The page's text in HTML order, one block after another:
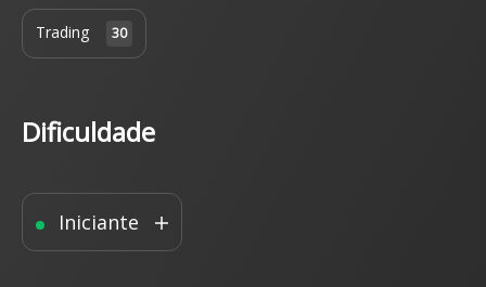
Trading 30
Dificuldade
Iniciante